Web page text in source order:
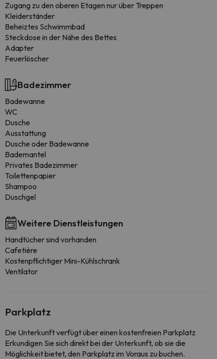
Zugang zu den oberen Etagen nur über Treppen
Kleiderständer
Beheiztes Schwimmbad
Steckdose in der Nähe des Bettes
Adapter
Feuerlöscher
Badezimmer
Badewanne
WC
Dusche
Ausstattung
Dusche oder Badewanne
Bademantel
Privates Badezimmer
Toilettenpapier
Shampoo
Duschgel
Weitere Dienstleistungen
Handtücher sind vorhanden
Cafetière
Kostenpflichtiger Mini-Kühlschrank
Ventilator
Parkplatz
Die Unterkunft verfügt über einen kostenfreien Parkplatz
Erkundigen Sie sich direkt bei der Unterkunft, ob sie die
Möglichkeit bietet, den Parkplatz im Voraus zu buchen.